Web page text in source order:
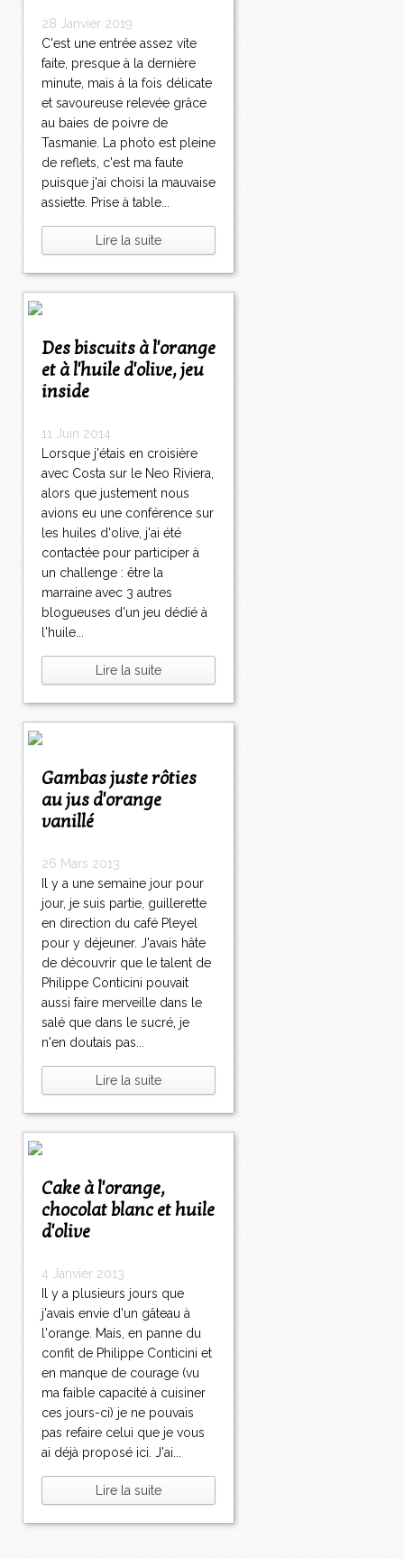
28 Janvier 2019
C'est une entrée assez vite
faite, presque à la dernière
minute, mais à la fois délicate
et savoureuse relevée grâce
au baies de poivre de
Tasmanie. La photo est pleine
de reflets, c'est ma faute
puisque j'ai choisi la mauvaise
assiette. Prise à table...
Lire la suite
Des biscuits à l'orange
et à l'huile d'olive, jeu
inside
11 Juin 2014
Lorsque j'étais en croisière
avec Costa sur le Neo Riviera,
alors que justement nous
avions eu une conférence sur
les huiles d'olive, j'ai été
contactée pour participer à
un challenge : être la
marraine avec 3 autres
blogueuses d'un jeu dédié à
l'huile...
Lire la suite
Gambas juste rôties
au jus d'orange
vanillé
26 Mars 2013
Il y a une semaine jour pour
jour, je suis partie, guillerette
en direction du café Pleyel
pour y déjeuner. J'avais hâte
de découvrir que le talent de
Philippe Conticini pouvait
aussi faire merveille dans le
salé que dans le sucré, je
n'en doutais pas...
Lire la suite
Cake à l'orange,
chocolat blanc et huile
d'olive
4 Janvier 2013
Il y a plusieurs jours que
j'avais envie d'un gâteau à
l'orange. Mais, en panne du
confit de Philippe Conticini et
en manque de courage (vu
ma faible capacité à cuisiner
ces jours-ci) je ne pouvais
pas refaire celui que je vous
ai déjà proposé ici. J'ai...
Lire la suite